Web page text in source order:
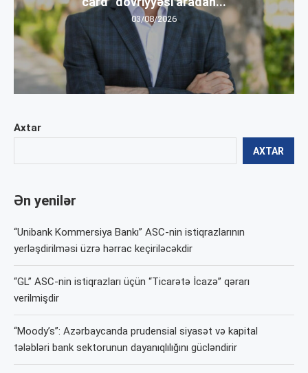
Axtar
AXTAR
Ən yenilər
“Unibank Kommersiya Bankı” ASC-nin istiqrazlarının
yerləşdirilməsi üzrə hərrac keçiriləcəkdir
“GL” ASC-nin istiqrazları üçün “Ticarətə İcazə” qərarı
verilmişdir
“Moody’s”: Azərbaycanda prudensial siyasət və kapital
tələbləri bank sektorunun dayanıqlılığını gücləndirir
03/08/2026